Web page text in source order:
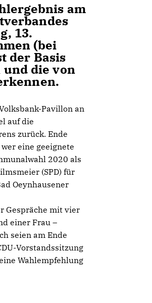
am
13.
(bei
der Basis
und die von
Pavillon an
auf die
zurück. Ende
eine geeignete
2020 als
(SPD) für
Oeynhausener
Gespräche mit vier
einer Frau –
seien am Ende
Vorstandssitzung
Wahlempfehlung